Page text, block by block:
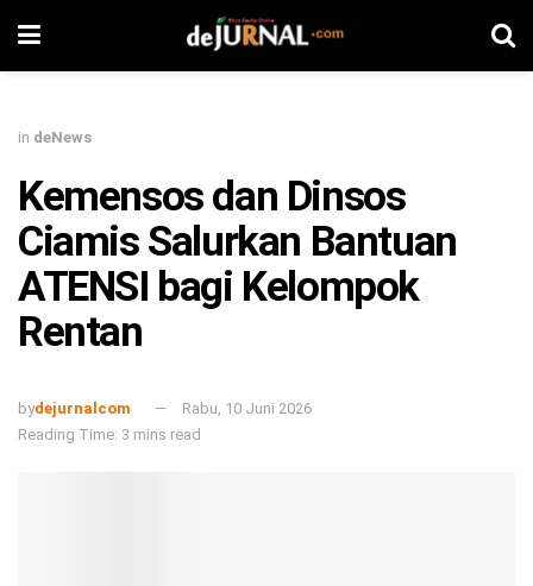
in deNews
Kemensos dan Dinsos
Ciamis Salurkan Bantuan
ATENSI bagi Kelompok
Rentan
bydejurnalcom
Rabu, 10 Juni 2026
Reading Time: 3 mins read